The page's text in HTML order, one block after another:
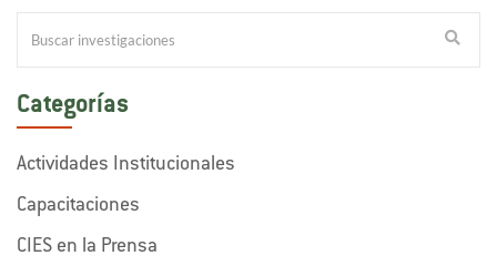
Categorías
Actividades Institucionales
Capacitaciones
CIES en la Prensa